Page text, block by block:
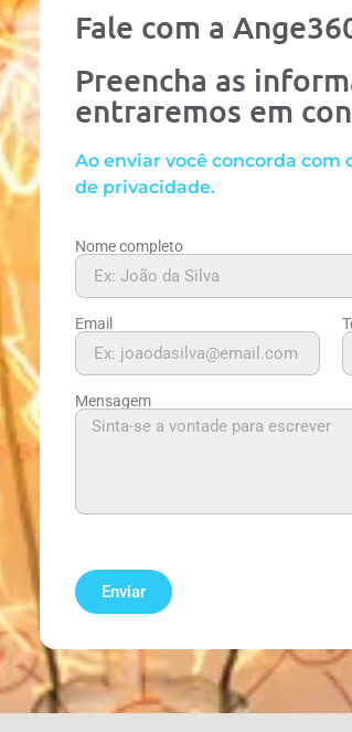
Fale com a
Preencha as
entraremos em
Ao enviar você concorda com
de privacidade.
Nome completo
Email
Mensagem
Enviar